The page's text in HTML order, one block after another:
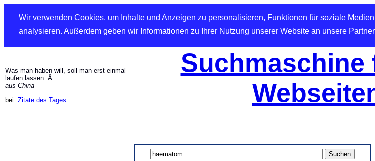
Wir verwenden Cookies, um Inhalte und Anzeigen zu personalisieren, Funktionen für soziale
analysieren. Außerdem geben wir Informationen zu Ihrer Nutzung unserer Website an unsere
Was man haben will, soll man erst einmal
laufen lassen. Â
aus China
bei Zitate des Tages
Suchmaschine